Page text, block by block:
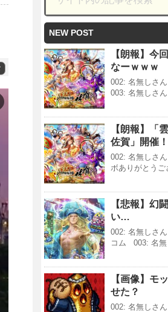
NEW POST
【朗報】今
なーｗｗｗ
002: 名無しさ
003: 名無しさ
【朗報】「
佐賀」開催
002: 名無しさ
ボありがとう
【悲報】幻
い…
002: 名無しさ
コム 003: 名無
【画像】モ
せた？
002: 名無しさ